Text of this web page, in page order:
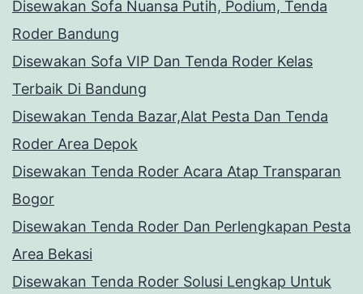
Disewakan Sofa Nuansa Putih, Podium, Tenda
Roder Bandung
Disewakan Sofa VIP Dan Tenda Roder Kelas
Terbaik Di Bandung
Disewakan Tenda Bazar,Alat Pesta Dan Tenda
Roder Area Depok
Disewakan Tenda Roder Acara Atap Transparan
Bogor
Disewakan Tenda Roder Dan Perlengkapan Pesta
Area Bekasi
Disewakan Tenda Roder Solusi Lengkap Untuk